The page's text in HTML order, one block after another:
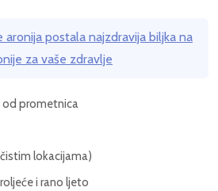
aronija postala najzdravija biljka na
za vaše zdravlje
od prometnica
lokacijama)
i rano ljeto